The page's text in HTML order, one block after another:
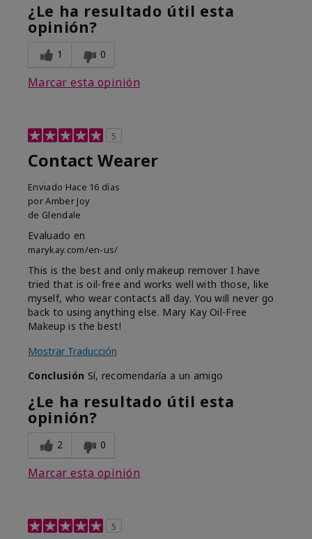
¿Le ha resultado útil esta
opinión?
1 0
Marcar esta opinión
5
Contact Wearer
Enviado Hace 16 días
porAmber Joy
de Glendale
Evaluado en
marykay.com/en-us/
This is the best and only makeup remover I have
tried that is oil-free and works well with those, like
myself, who wear contacts all day. You will never go
back to using anything else. Mary Kay Oil-Free
Makeup is the best!
Mostrar Traducción
Conclusión Sí, recomendaría a un amigo
¿Le ha resultado útil esta
opinión?
2 0
Marcar esta opinión
5